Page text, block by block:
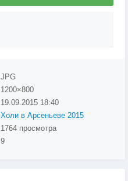
JPG
1200×800
19.09.2015 18:40
Холи в Арсеньеве 2015
1764 просмотра
9